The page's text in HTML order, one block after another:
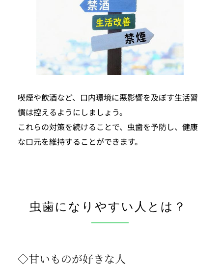
喫煙や飲酒など、口内環境に悪影響を及ぼす生活習
慣は控えるようにしましょう。
これらの対策を続けることで、虫歯を予防し、健康
な口元を維持することができます。
虫歯になりやすい人とは？
◇甘いものが好きな人